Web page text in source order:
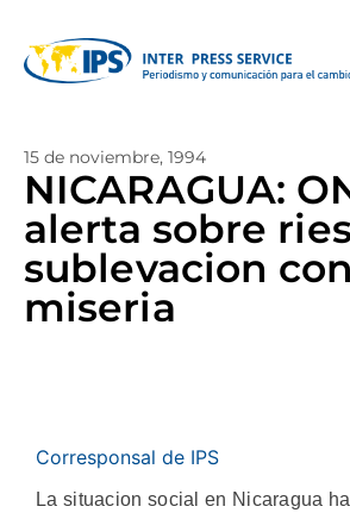
15 de noviembre, 1994
NICARAGUA:
alerta sobre
sublevacion
miseria
Corresponsal de IPS
La situacion social en Nicaragua